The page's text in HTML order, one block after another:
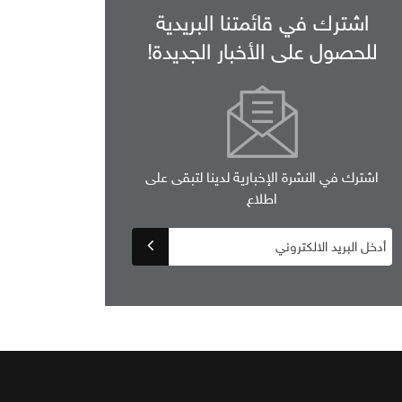
اشترك في قائمتنا البريدية
للحصول على الأخبار الجديدة!
اشترك في النشرة الإخبارية لدينا لتبقى على
اطلاع